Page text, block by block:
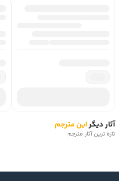
آثار دیگراین مترجم
تازه ترین آثار مترجم